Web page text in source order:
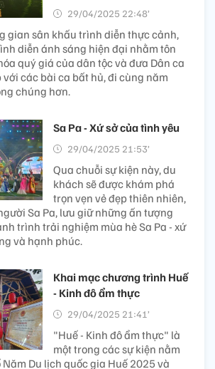
29/04/2025 22:48’
gian sân khấu trình diễn thực cảnh,
diễn ánh sáng hiện đại nhằm tôn
quý giá của dân tộc và đưa Dân ca
với các bài ca bất hủ, đi cùng năm
chúng hơn.
Sa Pa - Xứ sở của tình yêu
29/04/2025 21:53’
Qua chuỗi sự kiện này, du
khách sẽ được khám phá
trọn vẹn vẻ đẹp thiên nhiên,
Sa Pa, lưu giữ những ấn tượng
trình trải nghiệm mùa hè Sa Pa - xứ
và hạnh phúc.
Khai mạc chương trình Huế
- Kinh đô ẩm thực
29/04/2025 21:41’
"Huế - Kinh đô ẩm thực" là
một trong các sự kiện nằm
Du lịch quốc gia Huế 2025 và